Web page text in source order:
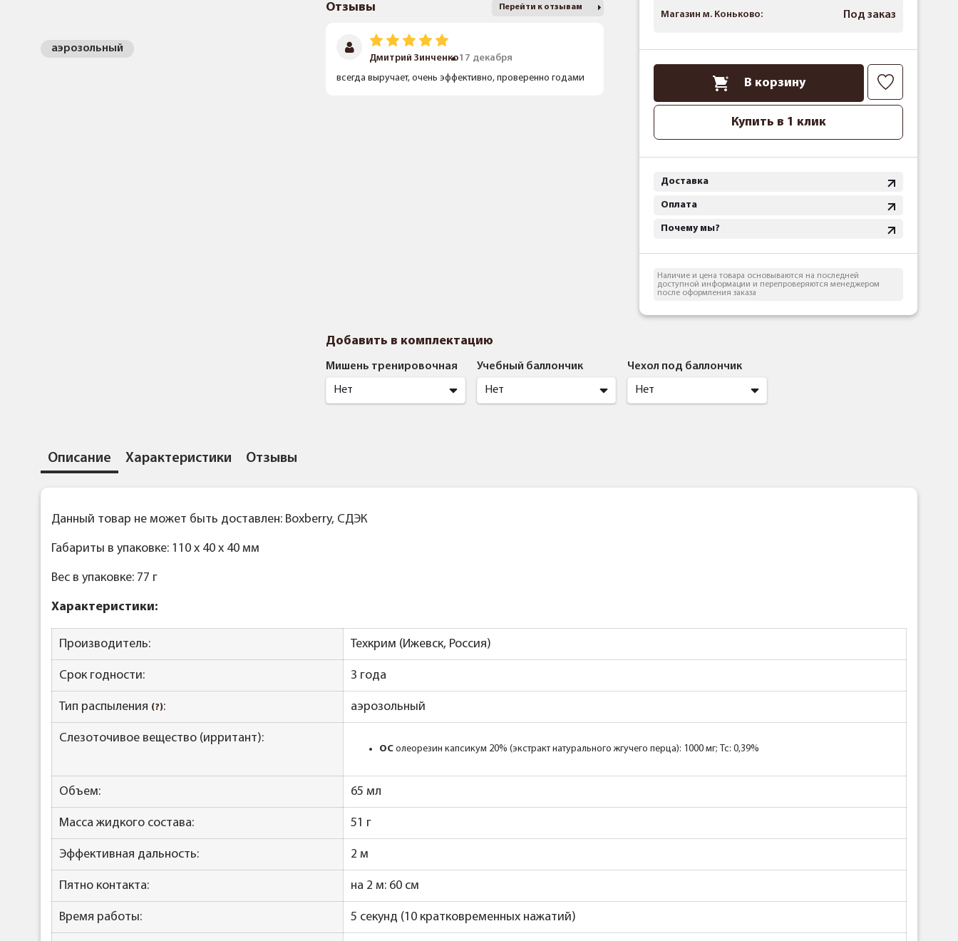
аэрозольный
Отзывы Перейти к отзывам
Дмитрий Зинченко17 декабря
всегда выручает, очень эффективно, проверенно годами
Магазин м. Коньково: Под заказ
В корзину
Купить в 1 клик
Доставка
Оплата
Почему мы?
Наличие и цена товара основываются на последней
доступной информации и перепроверяются менеджером
после оформления заказа
Добавить в комплектацию
Мишень тренировочная
Нет
Учебный баллончик
Нет
Чехол под баллончик
Нет
Описание Характеристики Отзывы
Данный товар не может быть доставлен: Boxberry, СДЭК
Габариты в упаковке: 110 x 40 x 40 мм
Вес в упаковке: 77 г
Характеристики:
Производитель: Техкрим (Ижевск, Россия)
Срок годности: 3 года
Тип распыления (?): аэрозольный
Слезоточивое вещество (ирритант):
OC олеорезин капсикум 20% (экстракт натурального жгучего перца): 1000 мг; Tc: 0,39%
Объем: 65 мл
Масса жидкого состава: 51 г
Эффективная дальность: 2 м
Пятно контакта: на 2 м: 60 см
Время работы: 5 секунд (10 кратковременных нажатий)